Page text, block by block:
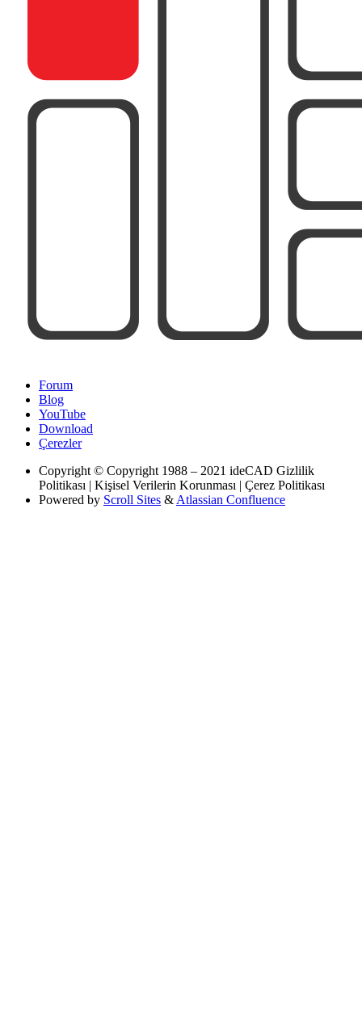
Forum
Blog
YouTube
Download
Çerezler
Copyright © Copyright 1988 – 2021 ideCAD Gizlilik
Politikası | Kişisel Verilerin Korunması | Çerez Politikası
Powered by Scroll Sites &Atlassian Confluence